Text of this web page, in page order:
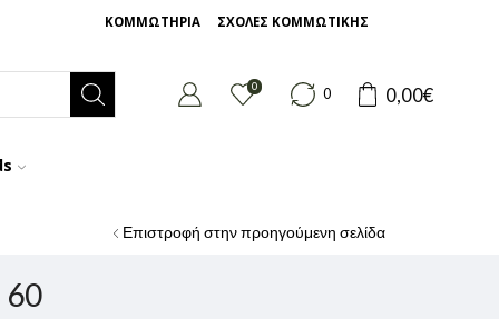
ΚΟΜΜΩΤΗΡΙΑ ΣΧΟΛΕΣ ΚΟΜΜΩΤΙΚΗΣ
0 0 0,00€
Επιστροφή στην προηγούμενη σελίδα
60